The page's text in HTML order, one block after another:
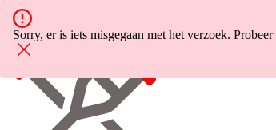
Sorry, er is iets misgegaan met het verzoek.